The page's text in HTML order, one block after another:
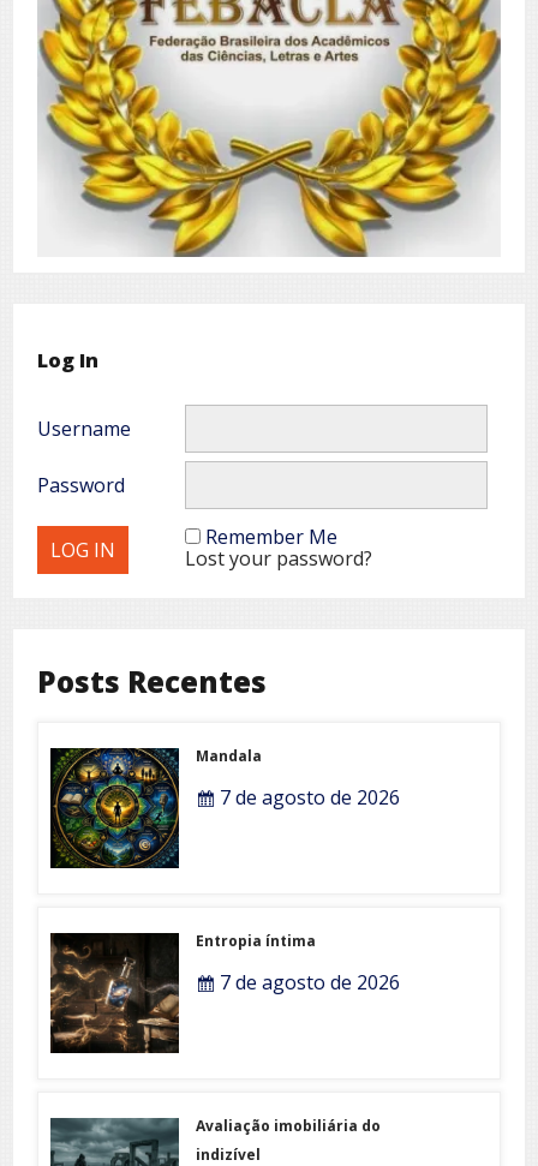
Log In
Username
Password
Remember Me
Lost your password?
Posts Recentes
Mandala
7 de agosto de 2026
Entropia íntima
7 de agosto de 2026
Avaliação imobiliária do
indizível